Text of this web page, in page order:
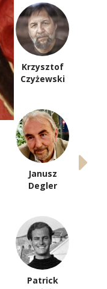
Krzysztof
Czyżewski
Janusz
Degler
Patrick